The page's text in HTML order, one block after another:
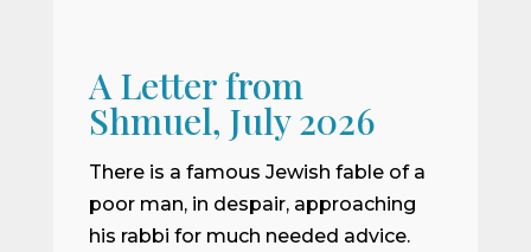
A Letter from
Shmuel, July 2026
There is a famous Jewish fable of a
poor man, in despair, approaching
his rabbi for much needed advice.